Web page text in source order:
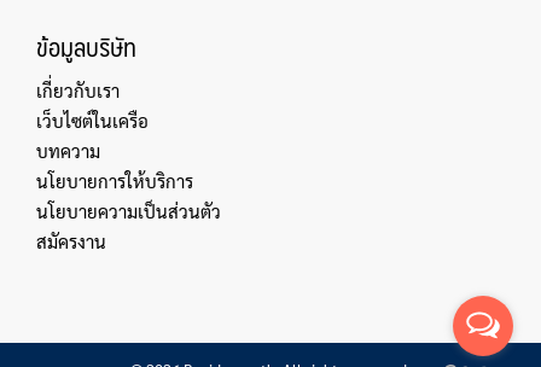
ข้อมูลบริษัท
เกี่ยวกับเรา
เว็บไซต์ในเครือ
บทความ
นโยบายการให้บริการ
นโยบายความเป็นส่วนตัว
สมัครงาน